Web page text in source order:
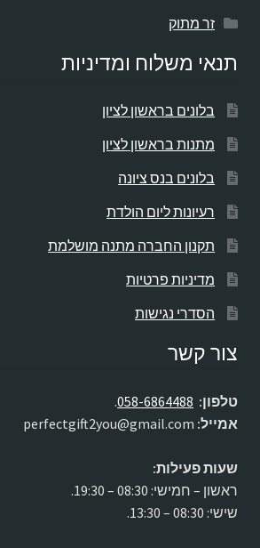
זר מתוק
תנאי משלוח ומדיניות
בלונים בראשון לציון
מתנות בראשון לציון
בלונים בנס ציונה
רעיונות ליום הולדת
תקנון החברה מתנה מושלמת
מדיניות פרטיות
הסדרי נגישות
צור קשר
טלפון: 058-6864488
.
אמייל:
שעות פעילות:
ראשון – חמישי: 08:30 – 19:30.
שישי: 08:30 – 13:30.